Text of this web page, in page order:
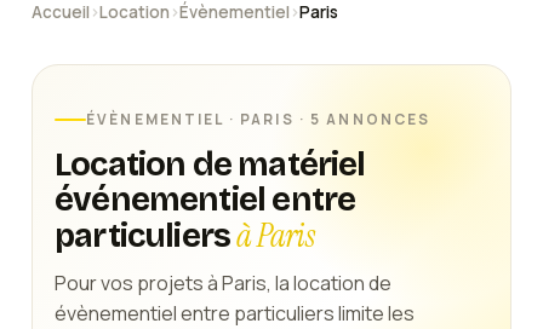
Accueil ›Location ›Évènementiel ›Paris
ÉVÈNEMENTIEL · PARIS · 5 ANNONCES
Location de matériel
événementiel entre
particuliersà Paris
Pour vos projets à Paris, la location de
évènementiel entre particuliers limite les